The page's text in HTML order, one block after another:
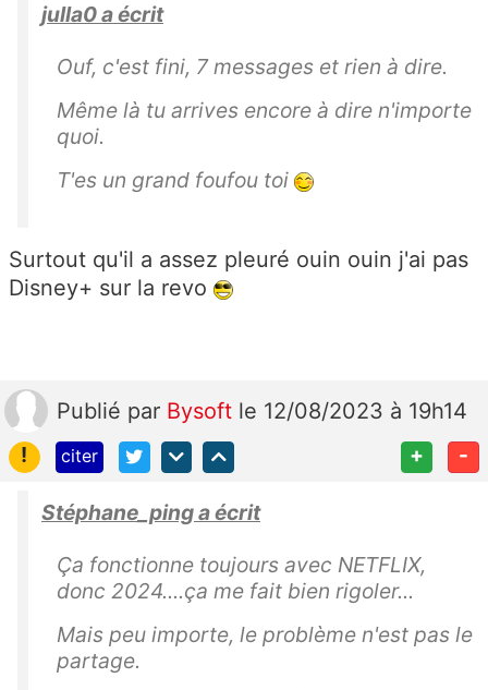
julla0 a écrit
Ouf, c'est fini, 7 messages et rien à dire.
Même là tu arrives encore à dire n'importe
quoi.
T'es un grand foufou toi
Surtout qu'il a assez pleuré ouin ouin j'ai pas
Disney+ sur la revo
Publié par Bysoft le 12/08/2023 à 19h14
!
citer + -
Stéphane_ping a écrit
Ça fonctionne toujours avec NETFLIX,
donc 2024....ça me fait bien rigoler...
Mais peu importe, le problème n'est pas le
partage.